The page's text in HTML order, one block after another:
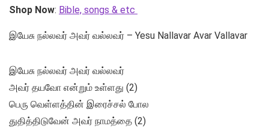
Shop Now: Bible, songs & etc
இயேசு நல்லவர் அவர் வல்லவர் – Yesu Nallavar Avar Vallavar
இயேசு நல்லவர் அவர் வல்லவர்
அவர் தயவோ என்றும் உள்ளது (2)
பெரு வெள்ளத்தின் இரைச்சல் போல
துதித்திடுவேன் அவர் நாமத்தை (2)